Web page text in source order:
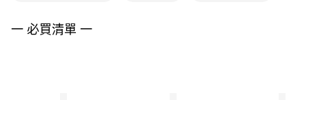
４．使用「AFTEE先享後付」時，將依據個別帳號之用戶狀況，依本公司即
一 必買清單 一